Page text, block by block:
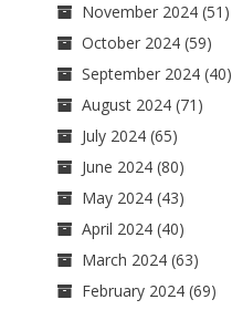
November 2024(51)
October 2024(59)
September 2024(40)
August 2024(71)
July 2024(65)
June 2024(80)
May 2024(43)
April 2024(40)
March 2024(63)
February 2024(69)